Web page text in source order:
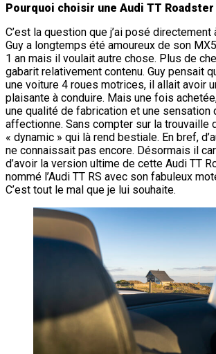
Pourquoi choisir une Audi TT Roadster
C’est la question que j’ai posé
Guy a longtemps été amoureux de son
1 an mais il voulait autre chose. Plus de
gabarit relativement contenu. Guy pensait
une voiture 4 roues motrices, il allait avoir
plaisante à conduire. Mais une fois
une qualité de fabrication et une sensation
affectionne. Sans compter sur la trouvaille
« dynamic » qui là rend bestiale. En bref,
ne connaissait pas encore. Désormais il
d’avoir la version ultime de cette Audi TT
nommé l’Audi TT RS avec son fabuleux
C’est tout le mal que je lui souhaite.